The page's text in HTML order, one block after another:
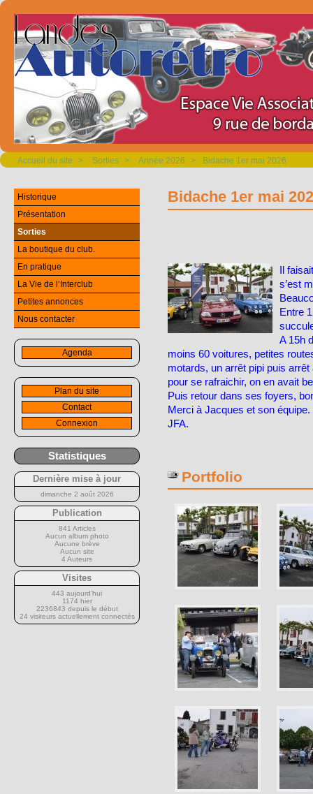
Accueil du site > Sorties > Année 2026 > Bidache 1er mai 2026
Bidache 1er mai
Il
s’est
Entre
A 15h
moins 60 voitures, petites
motards, un arrêt pipi puis
pour se rafraichir, on en avait
Puis retour dans ses foyers,
Merci à Jacques et son équipe.
JFA.
Portfolio
Historique
Présentation
Sorties
La boutique du club.
En pratique
La Vie de l’Interclub
Petites annonces
Nous contacter
Agenda
Plan du site
Contact
Connexion
Statistiques
Dernière mise à jour
dimanche 2 août 2026
Publication
841 Articles
Aucun album photo
Aucune brève
Aucun site
4 Auteurs
Visites
443 aujourd’hui
1174 hier
2236843 depuis le début
24 visiteurs actuellement connectés